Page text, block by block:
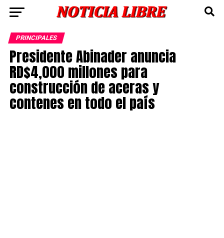
PRINCIPALES
Presidente Abinader anuncia
RD$4,000 millones para
construcción de aceras y
contenes en todo el país